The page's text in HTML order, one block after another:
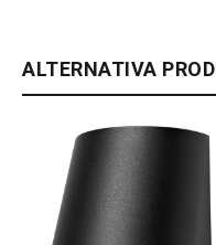
ALTERNATIVA